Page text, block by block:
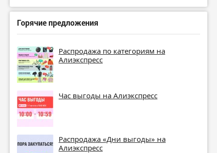
Горячие предложения
Распродажа по категориям на
Алиэкспресс
Час выгоды на Алиэкспресс
Распродажа «Дни выгоды» на
Алиэкспресс